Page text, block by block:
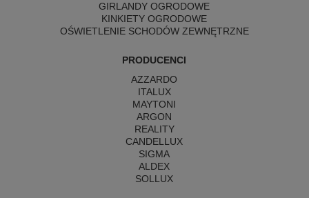
GIRLANDY OGRODOWE
KINKIETY OGRODOWE
OŚWIETLENIE SCHODÓW ZEWNĘTRZNE
PRODUCENCI
AZZARDO
ITALUX
MAYTONI
ARGON
REALITY
CANDELLUX
SIGMA
ALDEX
SOLLUX